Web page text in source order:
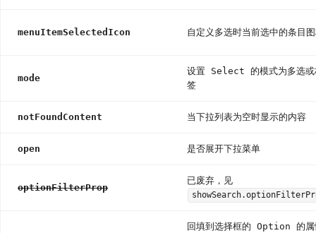
menuItemSelectedIcon 自定义多选时当前选中的条目
mode
设置 Select 的模式为多选或
签
notFoundContent 当下拉列表为空时显示的内容
open 是否展开下拉菜单
optionFilterProp
已废弃，见
回填到选择框的 Option 的属